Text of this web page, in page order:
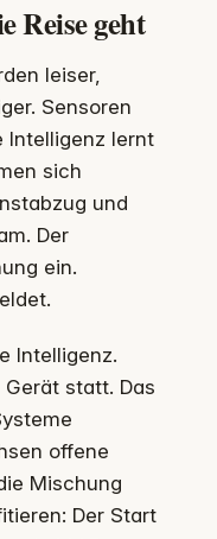
Reise geht
leiser,
Sensoren
Intelligenz lernt
sich
und
Der
ein.
Intelligenz.
statt. Das
offene
Mischung
Der Start